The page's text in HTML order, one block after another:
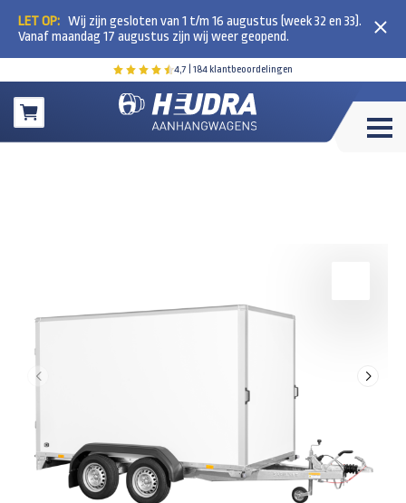
4,7 | 184 klantbeoordelingen
Winkelwagen
LET OP: Wij zijn gesloten van 1 t/m 16 augustus (week 32 en 33).
Vanaf maandag 17 augustus zijn wij weer geopend.